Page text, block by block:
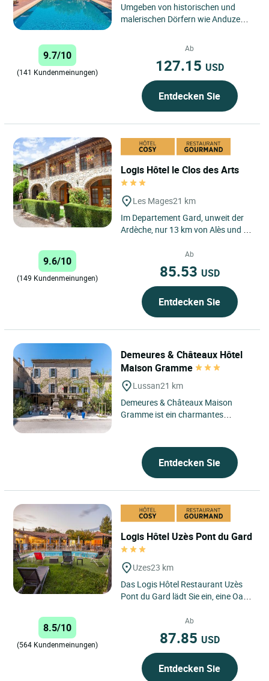
Umgeben von historischen und
malerischen Dörfern wie Anduze
unser Familienhotel in einer...
9.7/10
(141 Kundenmeinungen)
Ab
127.15 USD
Entdecken Sie
Logis Hôtel le Clos des Arts
Les Mages21 km
Im Departement Gard, unweit der
Ardèche, nur 13 km von Alès und 5
Herzen des prestigeträchtigen...
9.6/10
(149 Kundenmeinungen)
Ab
85.53 USD
Entdecken Sie
Demeures & Châteaux Hôtel
Maison Gramme
Lussan21 km
Demeures & Châteaux Maison
Gramme ist ein charmantes
mittelalterlichen...
Entdecken Sie
Logis Hôtel Uzès Pont du Gard
Uzes23 km
Das Logis Hôtel Restaurant Uzès
Pont du Gard lädt Sie ein, eine Oase
Okzitanien zu entdecken....
8.5/10
(564 Kundenmeinungen)
Ab
87.85 USD
Entdecken Sie